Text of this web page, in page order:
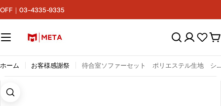
ン
ン
ツ
ス
｜03-4335-9335
カ
ホーム お客様感謝祭 待合室ソファーセット ポリエステル生地 シック 高密度ウレタンフォーム クッション付き シリコンフィル ベージュ カスタマイズ可能 BSF-M062
画像4をモーダルで開く